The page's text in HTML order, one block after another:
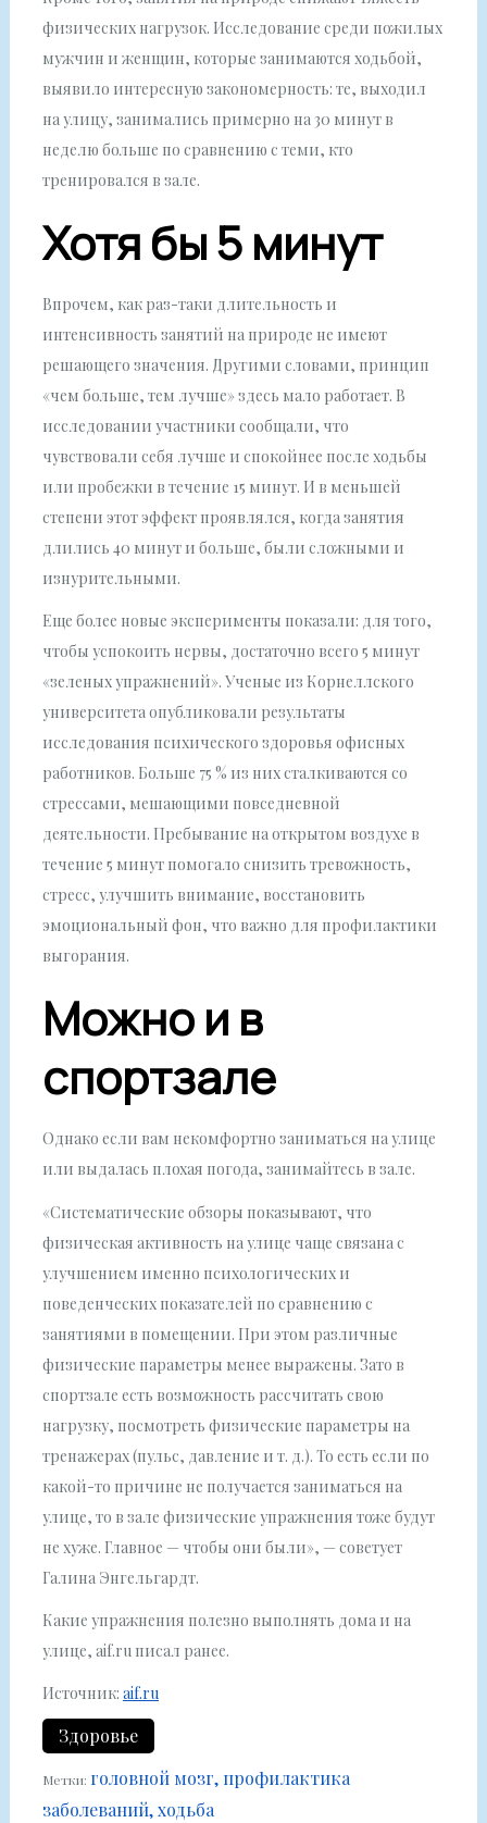
физических нагрузок. Исследование среди пожилых
мужчин и женщин, которые занимаются ходьбой,
выявило интересную закономерность: те, выходил
на улицу, занимались примерно на 30 минут в
неделю больше по сравнению с теми, кто
тренировался в зале.
Хотя бы 5 минут
Впрочем, как раз-таки длительность и
интенсивность занятий на природе не имеют
решающего значения. Другими словами, принцип
«чем больше, тем лучше» здесь мало работает. В
исследовании участники сообщали, что
чувствовали себя лучше и спокойнее после ходьбы
или пробежки в течение 15 минут. И в меньшей
степени этот эффект проявлялся, когда занятия
длились 40 минут и больше, были сложными и
изнурительными.
Еще более новые эксперименты показали: для того,
чтобы успокоить нервы, достаточно всего 5 минут
«зеленых упражнений». Ученые из Корнеллского
университета опубликовали результаты
исследования психического здоровья офисных
работников. Больше 75 % из них сталкиваются со
стрессами, мешающими повседневной
деятельности. Пребывание на открытом воздухе в
течение 5 минут помогало снизить тревожность,
стресс, улучшить внимание, восстановить
эмоциональный фон, что важно для профилактики
выгорания.
Можно и в
спортзале
Однако если вам некомфортно заниматься на улице
или выдалась плохая погода, занимайтесь в зале.
«Систематические обзоры показывают, что
физическая активность на улице чаще связана с
улучшением именно психологических и
поведенческих показателей по сравнению с
занятиями в помещении. При этом различные
физические параметры менее выражены. Зато в
спортзале есть возможность рассчитать свою
нагрузку, посмотреть физические параметры на
тренажерах (пульс, давление и т. д.). То есть если по
какой-то причине не получается заниматься на
улице, то в зале физические упражнения тоже будут
не хуже. Главное — чтобы они были», — советует
Галина Энгельгардт.
Какие упражнения полезно выполнять дома и на
улице, aif.ru писал ранее.
Источник: aif.ru
Здоровье
Метки: головной мозг профилактика
заболеваний ходьба